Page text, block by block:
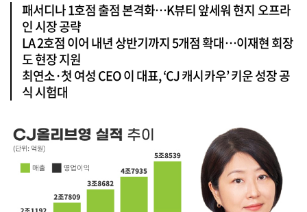
패서디나 1호점 출점 본격화…K뷰티 앞세워 현지 오프라
인 시장 공략
LA 2호점 이어 내년 상반기까지 5개점 확대…이재현 회장
도 현장 지원
최연소·첫 여성 CEO 이 대표, ‘CJ 캐시카우’ 키운 성장 공
식 시험대